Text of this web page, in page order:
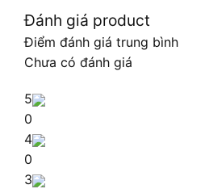
Đánh giá product
Điểm đánh giá trung bình
Chưa có đánh giá
5
0
4
0
3